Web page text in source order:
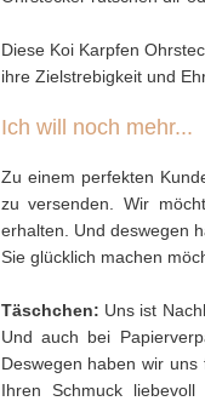
Diese Koi Karpfen
ihre Zielstrebigkeit und
Ich will noch mehr...
Zu einem perfekten
zu versenden. Wir
erhalten. Und deswegen
Sie glücklich machen
Täschchen: Uns ist
Und auch bei
Deswegen haben wir
Ihren Schmuck